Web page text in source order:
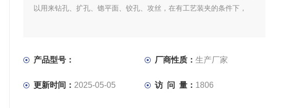
以用来钻孔、扩孔、锪平面、铰孔、攻丝，在有工艺装夹的条件下，
产品型号： 厂商性质： 生产厂家
更新时间： 2025-05-05 访 问 量： 1806